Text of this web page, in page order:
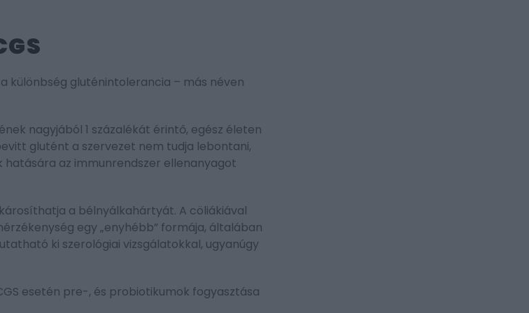
különbség gluténintolerancia – más néven
nagyjából 1 százalékát érintő, egész életen
glutént a szervezet nem tudja lebontani,
az immunrendszer ellenanyagot
a bélnyálkahártyát. A cöliákiával
egy „enyhébb” formája, általában
ki szerológiai vizsgálatokkal, ugyanúgy
esetén pre-, és probiotikumok fogyasztása